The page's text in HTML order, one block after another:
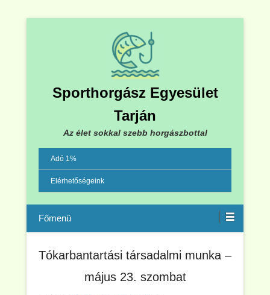
Sporthorgász Egyesület
Tarján
Az élet sokkal szebb horgászbottal
Adó 1%
Elérhetőségeink
Menu
Tókarbantartási társadalmi munka –
május 23. szombat